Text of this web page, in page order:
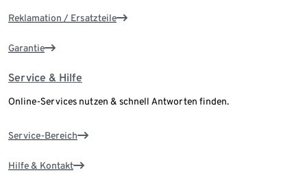
Reklamation / Ersatzteile
Garantie
Service & Hilfe
Online-Services nutzen & schnell Antworten finden.
Service-Bereich
Hilfe & Kontakt